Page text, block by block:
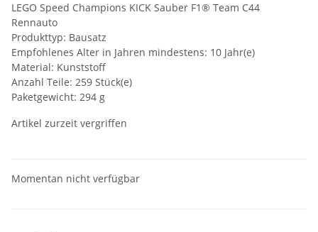
LEGO Speed Champions KICK Sauber F1® Team C44
Rennauto
Produkttyp: Bausatz
Empfohlenes Alter in Jahren mindestens: 10 Jahr(e)
Material: Kunststoff
Anzahl Teile: 259 Stück(e)
Paketgewicht: 294 g
Artikel zurzeit vergriffen
Momentan nicht verfügbar